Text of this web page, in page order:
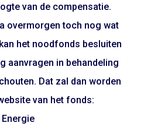
van de compensatie.
overmorgen toch nog wat
het noodfonds besluiten
aanvragen in behandeling
Dat zal dan worden
van het fonds: